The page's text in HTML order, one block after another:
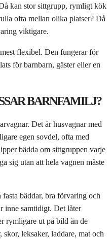
kan stor sittgrupp, rymligt kök
ofta mellan olika platser? Då
viktigare.
flexibel. Den fungerar för
för barnbarn, gäster eller en
BARNFAMILJ?
Det är husvagnar med
egen sovdel, ofta med
bädda om sittgruppen varje
sig utan att hela vagnen måste
bäddar, bra förvaring och
inne samtidigt. Det låter
rymligare ut på bild än de
leksaker, laddare, mat och